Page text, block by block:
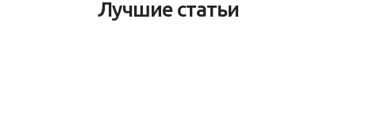
Лучшие статьи